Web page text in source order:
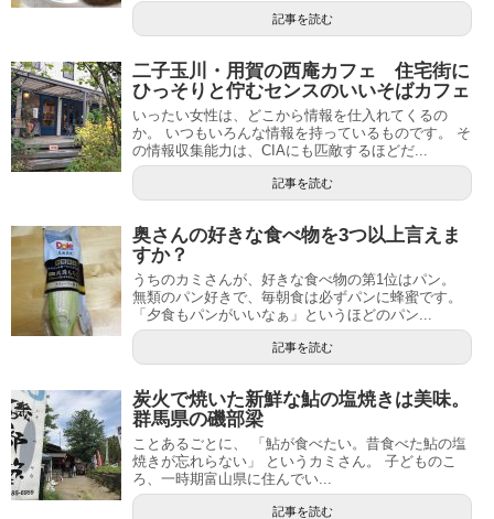
記事を読む
二子玉川・用賀の西庵カフェ 住宅街に
ひっそりと佇むセンスのいいそばカフェ
いったい女性は、どこから情報を仕入れてくるの
か。 いつもいろんな情報を持っているものです。 そ
の情報収集能力は、CIAにも匹敵するほどだ...
記事を読む
奥さんの好きな食べ物を3つ以上言えま
すか？
うちのカミさんが、好きな食べ物の第1位はパン。
無類のパン好きで、毎朝食は必ずパンに蜂蜜です。
「夕食もパンがいいなぁ」というほどのパン...
記事を読む
炭火で焼いた新鮮な鮎の塩焼きは美味。
群馬県の磯部梁
ことあるごとに、 「鮎が食べたい。昔食べた鮎の塩
焼きが忘れらない」 というカミさん。 子どものこ
ろ、一時期富山県に住んでい...
記事を読む